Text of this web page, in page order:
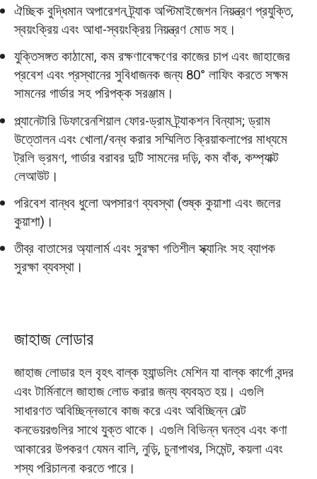
ঐচ্ছিক বুদ্ধিমান অপারেশন ট্র্যাক অপ্টিমাইজেশন নিয়ন্ত্রণ প্রযুক্তি,
স্বয়ংক্রিয় এবং আধা-স্বয়ংক্রিয় নিয়ন্ত্রণ মোড সহ।
যুক্তিসঙ্গত কাঠামো, কম রক্ষণাবেক্ষণের কাজের চাপ এবং জাহাজের
প্রবেশ এবং প্রস্থানের সুবিধাজনক জন্য 80° লাফিং করতে সক্ষম
সামনের গার্ডার সহ পরিপক্ক সরঞ্জাম।
প্ল্যানেটারি ডিফারেনশিয়াল ফোর-ড্রাম ট্র্যাকশন বিন্যাস; ড্রাম
উত্তোলন এবং খোলা/বন্ধ করার সম্মিলিত ক্রিয়াকলাপের মাধ্যমে
ট্রলি ভ্রমণ, গার্ডার বরাবর দুটি সামনের দড়ি, কম বাঁক, কম্প্যাক্ট
লেআউট।
পরিবেশ বান্ধব ধুলো অপসারণ ব্যবস্থা (শুষ্ক কুয়াশা এবং জলের
কুয়াশা)।
তীব্র বাতাসের অ্যালার্ম এবং সুরক্ষা গতিশীল স্ক্যানিং সহ ব্যাপক
সুরক্ষা ব্যবস্থা।
জাহাজ লোডার
জাহাজ লোডার হল বৃহৎ বাল্ক হ্যান্ডলিং মেশিন যা বাল্ক কার্গো বন্দর
এবং টার্মিনালে জাহাজ লোড করার জন্য ব্যবহৃত হয়। এগুলি
সাধারণত অবিচ্ছিন্নভাবে কাজ করে এবং অবিচ্ছিন্ন বেল্ট
কনভেয়রগুলির সাথে যুক্ত থাকে। এগুলি বিভিন্ন ঘনত্ব এবং কণা
আকারের উপকরণ যেমন বালি, নুড়ি, চুনাপাথর, সিমেন্ট, কয়লা এবং
শস্য পরিচালনা করতে পারে।